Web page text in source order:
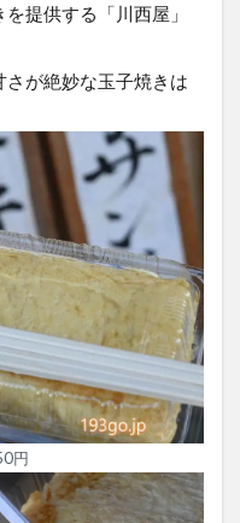
提供する「川西屋」
が絶妙な玉子焼きは
円